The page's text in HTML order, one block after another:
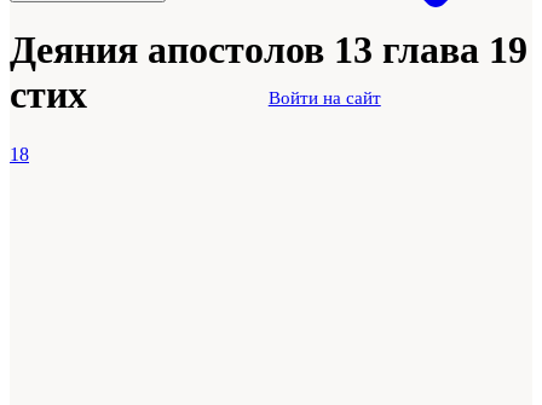
Войти на сайт
Деяния апостолов 13 глава 19
стих
18